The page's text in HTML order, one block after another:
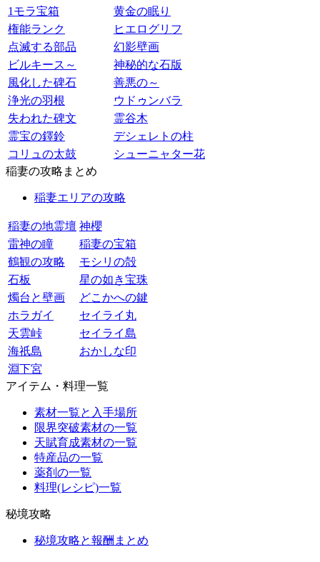
1モラ宝箱
黄金の眠り
権能ランク
ヒエログリフ
点滅する部品
幻影壁画
ビルキース～
神秘的な石版
風化した碑石
善悪の～
浄光の羽根
ウドゥンバラ
失われた碑文
霊谷木
霊宝の鐸鈴
デシェレトの柱
コリュの太鼓
シューニャター花
稲妻の攻略まとめ
稲妻エリアの攻略
稲妻の地霊壇 神櫻
雷神の瞳
稲妻の宝箱
鶴観の攻略
モシリの殻
石板
星の如き宝珠
燭台と壁画
どこかへの鍵
ホラガイ
セイライ丸
天雲峠
セイライ島
海祇島
おかしな印
淵下宮
アイテム・料理一覧
素材一覧と入手場所
限界突破素材の一覧
天賦育成素材の一覧
特産品の一覧
薬剤の一覧
料理(レシピ)一覧
秘境攻略
秘境攻略と報酬まとめ